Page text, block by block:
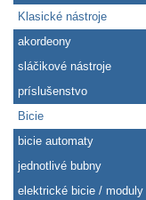
Klasické nástroje
akordeony
sláčikové nástroje
príslušenstvo
Bicie
bicie automaty
jednotlivé bubny
elektrické bicie / moduly